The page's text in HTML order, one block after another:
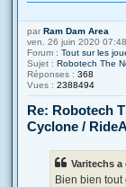
par Ram Dam Area
ven. 26 juin 2020 07:48
Forum : Tout sur les
Sujet : Robotech The
Réponses : 368
Vues : 2388494
Re: Robotech
Cyclone /
Varitechs a
Bien bien